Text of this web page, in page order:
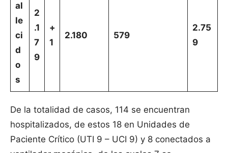
al
le
ci
d
o
s
2
.1
7
9
+
1
2.180 579
2.75
9
De la totalidad de casos, 114 se encuentran
hospitalizados, de estos 18 en Unidades de
Paciente Crítico (UTI 9 – UCI 9) y 8 conectados a